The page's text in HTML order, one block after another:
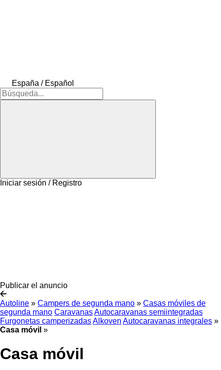
España / Español
Iniciar sesión / Registro
Publicar el anuncio
Autoline » Campers de segunda mano » Casas móviles de
segunda mano CaravanasAutocaravanas semiintegradas
Furgonetas camperizadasAlkoven Autocaravanas integrales »
Casa móvil »
Casa móvil